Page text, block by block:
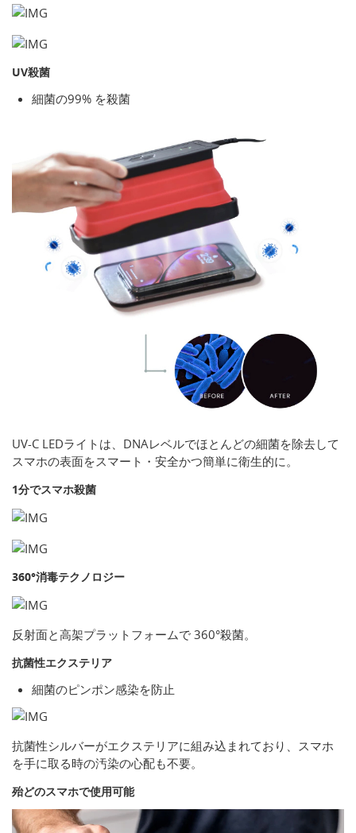
UV殺菌
細菌の99% を殺菌
UV-C LEDライトは、DNAレベルでほとんどの細菌を除去して
スマホの表面をスマート・安全かつ簡単に衛生的に。
1分でスマホ殺菌
360°消毒テクノロジー
反射面と高架プラットフォームで 360°殺菌。
抗菌性エクステリア
細菌のピンポン感染を防止
抗菌性シルバーがエクステリアに組み込まれており、スマホ
を手に取る時の汚染の心配も不要。
殆どのスマホで使用可能